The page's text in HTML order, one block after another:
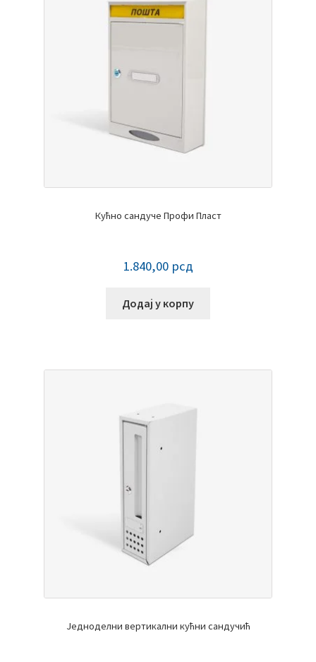
Кућно сандуче Профи Пласт
1.840,00 рсд
Додај у корпу
Једноделни вертикални кућни сандучић